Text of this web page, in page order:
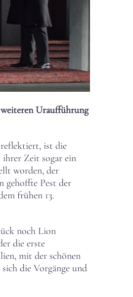
Uraufführung
ist die
ihrer Zeit sogar ein
worden, der
gehoffte Pest der
frühen 13.
noch Lion
die erste
mit der schönen
die Vorgänge und